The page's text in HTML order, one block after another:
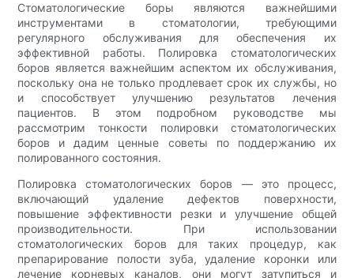
Стоматологические боры являются важнейшими
инструментами в стоматологии, требующими
регулярного обслуживания для обеспечения их
эффективной работы. Полировка стоматологических
боров является важнейшим аспектом их обслуживания,
поскольку она не только продлевает срок их службы, но
и способствует улучшению результатов лечения
пациентов. В этом подробном руководстве мы
рассмотрим тонкости полировки стоматологических
боров и дадим ценные советы по поддержанию их
полированного состояния.
Полировка стоматологических боров — это процесс,
включающий удаление дефектов поверхности,
повышение эффективности резки и улучшение общей
производительности. При использовании
стоматологических боров для таких процедур, как
препарирование полости зуба, удаление коронки или
лечение корневых каналов, они могут затупиться и